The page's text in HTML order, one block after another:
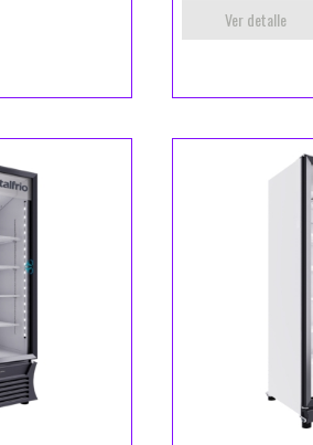
Ver detalle